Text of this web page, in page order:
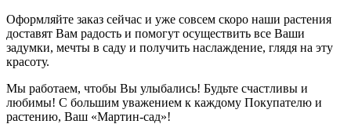
Оформляйте заказ сейчас и уже совсем скоро наши растения
доставят Вам радость и помогут осуществить все Ваши
задумки, мечты в саду и получить наслаждение, глядя на эту
красоту.
Мы работаем, чтобы Вы улыбались! Будьте счастливы и
любимы! С большим уважением к каждому Покупателю и
растению, Ваш «Мартин-сад»!